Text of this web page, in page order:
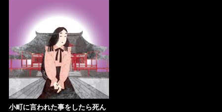
小町に言われた事をしたら死ん